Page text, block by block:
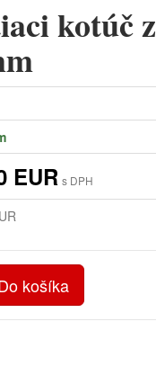
kotúč z
EUR s DPH
košíka